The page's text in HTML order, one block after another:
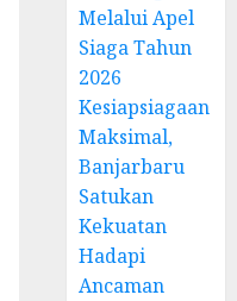
Melalui Apel
Siaga Tahun
2026
Kesiapsiagaan
Maksimal,
Banjarbaru
Satukan
Kekuatan
Hadapi
Ancaman